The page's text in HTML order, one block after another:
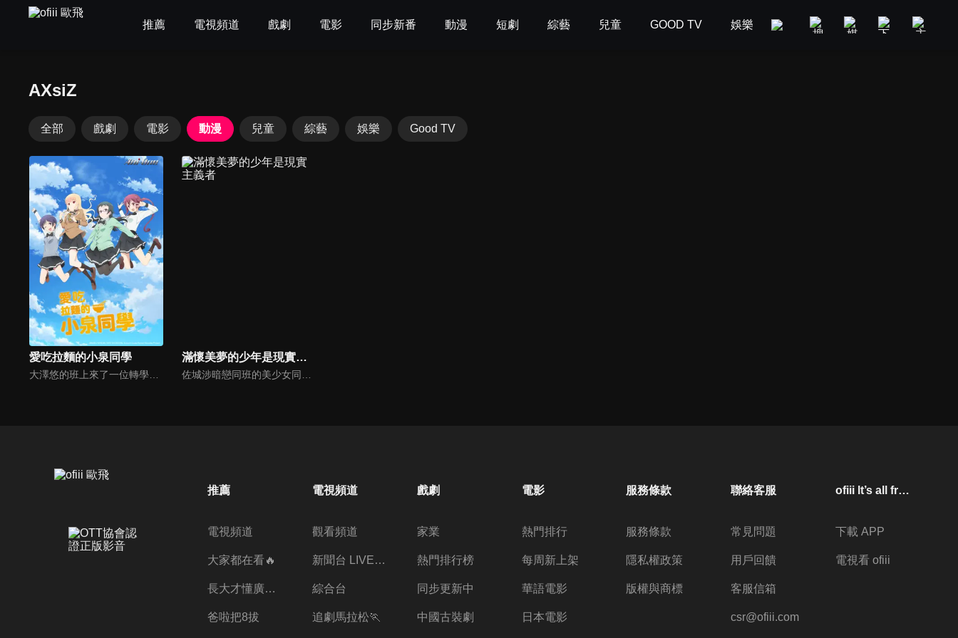
推薦 電視頻道 戲劇 電影 同步新番 動漫 短劇 綜藝 兒童 GOOD TV 娛樂 美食旅遊 新聞政論
AXsiZ
全部 戲劇 電影 動漫 兒童 綜藝 娛樂 Good TV
愛吃拉麵的小泉同學
大澤悠的班上來了一位轉學生小泉。沉默寡言且神祕的小泉，她是不斷追求新美味拉麵的拉麵達人，對拉麵以外的事毫無興趣，突然去當地吃拉麵的行動力和執著心都很高，因為不吃其它食物的想法所以沒有朋友。
滿懷美夢的少年是現實主義者
推薦
電視頻道
大家都在看🔥
長大才懂廣志的偉大
爸啦把8拔
電視頻道
觀看頻道
新聞台 LIVE 直播
綜合台
追劇馬拉松🏃
戲劇
家業
熱門排行榜
同步更新中
中國古裝劇
電影
熱門排行
每周新上架
華語電影
日本電影
服務條款
服務條款
隱私權政策
版權與商標
聯絡客服
常見問題
用戶回饋
客服信箱
csr@ofiii.com
ofiii lt’s all free
下載 APP
電視看 ofiii